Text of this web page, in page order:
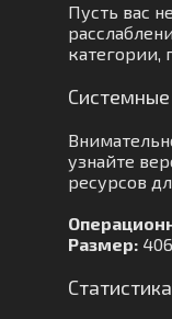
Пусть вас
категории,
узнайте
ресурсов
Размер: